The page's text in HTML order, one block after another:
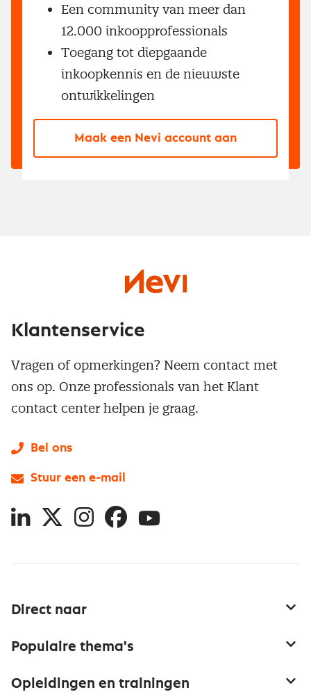
Een community van meer dan
12.000 inkoopprofessionals
Toegang tot diepgaande
inkoopkennis en de nieuwste
ontwikkelingen
Maak een Nevi account aan
Direct naar
Netwerk en communities
Populaire thema's
Opleidingen en trainingen
Klantenservice
Vragen of opmerkingen? Neem contact met
ons op. Onze professionals van het Klant
contact center helpen je graag.
Bel ons
Stuur een e-mail
LinkedIn
X InstagramFacebookYouTube